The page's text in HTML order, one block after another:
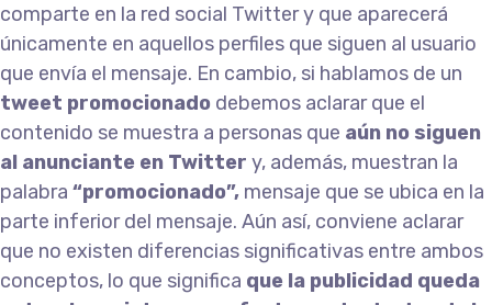
comparte en la red social Twitter y que aparecerá
únicamente en aquellos perfiles que siguen al usuario
que envía el mensaje. En cambio, si hablamos de un
tweet promocionado debemos aclarar que el
contenido se muestra a personas que aún no siguen
al anunciante en Twitter y, además, muestran la
palabra “promocionado”, mensaje que se ubica en la
parte inferior del mensaje. Aún así, conviene aclarar
que no existen diferencias significativas entre ambos
conceptos, lo que significa que la publicidad queda